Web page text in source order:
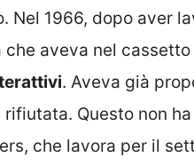
Nel 1966, dopo aver
che aveva nel
. Aveva già
Questo non
che lavora per il